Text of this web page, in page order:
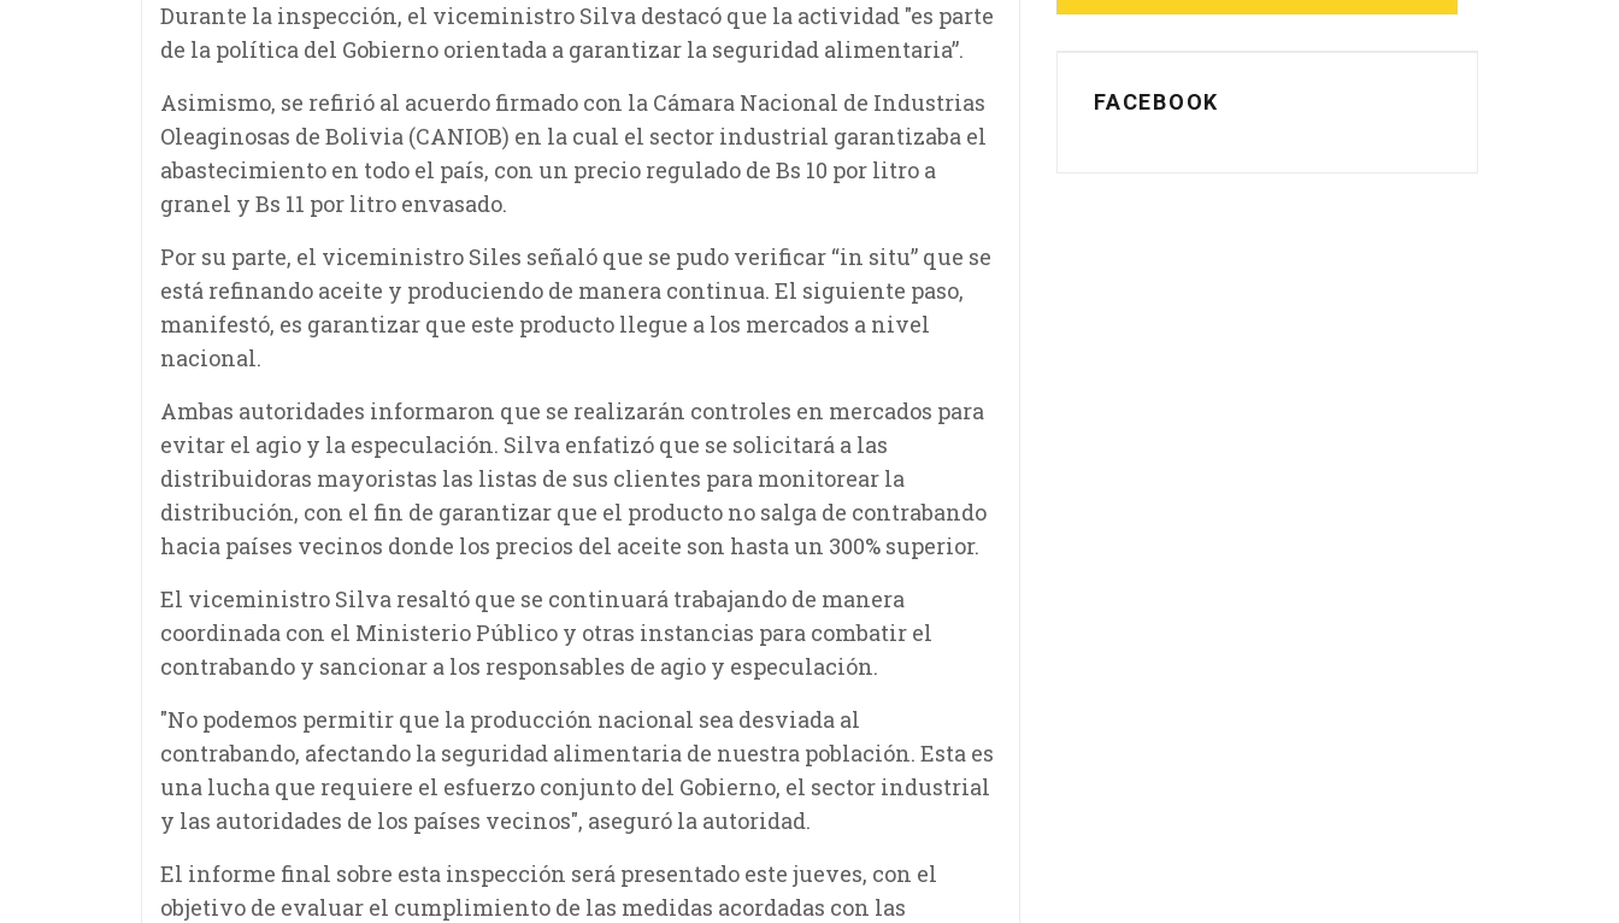
Durante la inspección, el viceministro Silva destacó que la actividad "es parte
de la política del Gobierno orientada a garantizar la seguridad alimentaria”.
Asimismo, se refirió al acuerdo firmado con la Cámara Nacional de Industrias
Oleaginosas de Bolivia (CANIOB) en la cual el sector industrial garantizaba el
abastecimiento en todo el país, con un precio regulado de Bs 10 por litro a
granel y Bs 11 por litro envasado.
Por su parte, el viceministro Siles señaló que se pudo verificar “in situ” que se
está refinando aceite y produciendo de manera continua. El siguiente paso,
manifestó, es garantizar que este producto llegue a los mercados a nivel
nacional.
Ambas autoridades informaron que se realizarán controles en mercados para
evitar el agio y la especulación. Silva enfatizó que se solicitará a las
distribuidoras mayoristas las listas de sus clientes para monitorear la
distribución, con el fin de garantizar que el producto no salga de contrabando
hacia países vecinos donde los precios del aceite son hasta un 300% superior.
El viceministro Silva resaltó que se continuará trabajando de manera
coordinada con el Ministerio Público y otras instancias para combatir el
contrabando y sancionar a los responsables de agio y especulación.
"No podemos permitir que la producción nacional sea desviada al
contrabando, afectando la seguridad alimentaria de nuestra población. Esta es
una lucha que requiere el esfuerzo conjunto del Gobierno, el sector industrial
y las autoridades de los países vecinos", aseguró la autoridad.
El informe final sobre esta inspección será presentado este jueves, con el
objetivo de evaluar el cumplimiento de las medidas acordadas con las
FACEBOOK